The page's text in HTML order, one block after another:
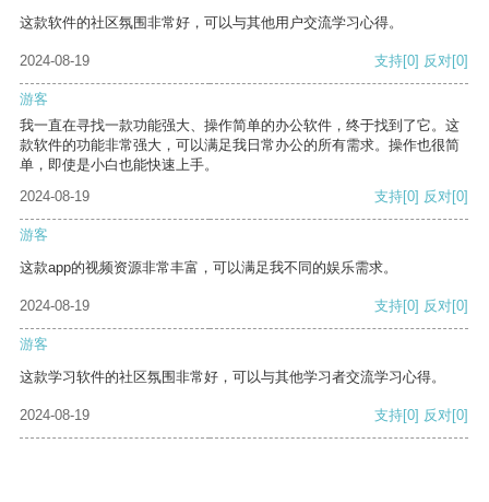
这款软件的社区氛围非常好，可以与其他用户交流学习心得。
2024-08-19 支持[0] 反对[0]
游客
我一直在寻找一款功能强大、操作简单的办公软件，终于找到了它。这
款软件的功能非常强大，可以满足我日常办公的所有需求。操作也很简
单，即使是小白也能快速上手。
2024-08-19
支持[0] 反对[0]
游客
这款app的视频资源非常丰富，可以满足我不同的娱乐需求。
2024-08-19 支持[0] 反对[0]
游客
这款学习软件的社区氛围非常好，可以与其他学习者交流学习心得。
2024-08-19 支持[0] 反对[0]